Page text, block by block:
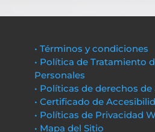
• Términos y condiciones
• Política de Tratamiento
Personales
• Políticas de derechos
• Certificado de
• Políticas de Privacidad
• Mapa del Sitio